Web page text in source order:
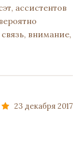
ассистентов
внимание,
23 декабря 2017